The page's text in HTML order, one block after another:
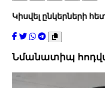
Կիսվել ընկերների
Նմանատիպ